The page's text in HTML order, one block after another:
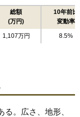
910万円 10.2%
781万円 6.0%
1,007万円 5.3%
889万円 9.1%
808万円 9.1%
総額
(万円)
10年前比
変動率
1,107万円 8.5%
。広さ、地形、